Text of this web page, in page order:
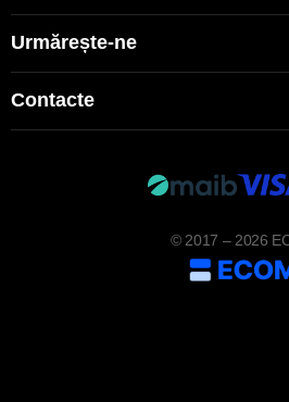
Urmărește-ne
Contacte
© 2017 – 2026